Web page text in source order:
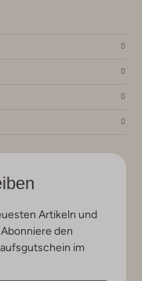
Artikeln und
den
im